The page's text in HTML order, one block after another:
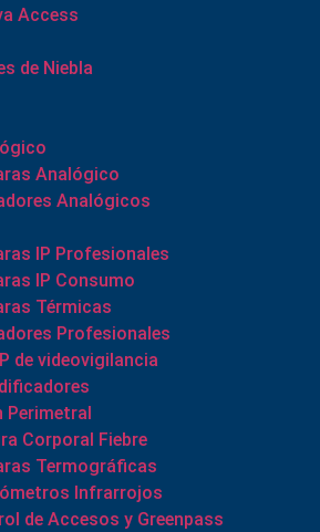
Access
de Niebla
Analógico
Analógicos
IP Profesionales
IP Consumo
Térmicas
Profesionales
de videovigilancia
Perimetral
Corporal Fiebre
Termográficas
Infrarrojos
de Accesos y Greenpass